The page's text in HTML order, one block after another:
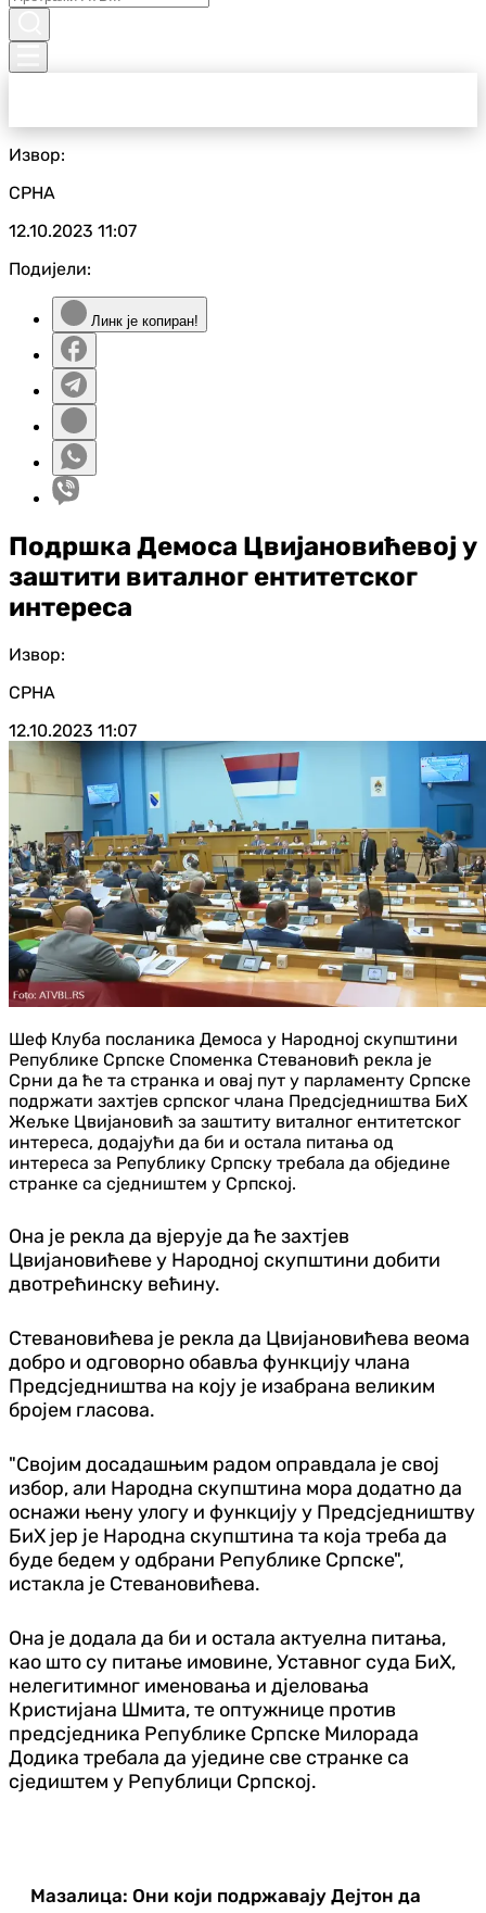
Извор:
СРНА
12.10.2023 11:07
Подијели:
Линк је копиран!
Подршка Демоса Цвијановићевој у
заштити виталног ентитетског
интереса
Извор:
СРНА
12.10.2023 11:07
Шеф Клуба посланика Демоса у Народној скупштини
Републике Српске Споменка Стевановић рекла је
Срни да ће та странка и овај пут у парламенту Српске
подржати захтјев српског члана Предсједништва БиХ
Жељке Цвијановић за заштиту виталног ентитетског
интереса, додајући да би и остала питања од
интереса за Републику Српску требала да обједине
странке са сједништем у Српској.
Она је рекла да вјерује да ће захтјев
Цвијановићеве у Народној скупштини добити
двотрећинску већину.
Стевановићева је рекла да Цвијановићева веома
добро и одговорно обавља функцију члана
Предсједништва на коју је изабрана великим
бројем гласова.
"Својим досадашњим радом оправдала је свој
избор, али Народна скупштина мора додатно да
оснажи њену улогу и функцију у Предсједништву
БиХ јер је Народна скупштина та која треба да
буде бедем у одбрани Републике Српске",
истакла је Стевановићева.
Она је додала да би и остала актуелна питања,
као што су питање имовине, Уставног суда БиХ,
нелегитимног именовања и дјеловања
Кристијана Шмита, те оптужнице против
предсједника Републике Српске Милорада
Додика требала да уједине све странке са
сједиштем у Републици Српској.
Мазалица: Они који подржавају Дејтон да